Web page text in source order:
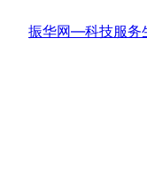
振华网—科技服务